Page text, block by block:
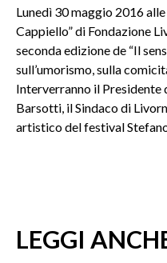
Lunedì 30 maggio 2016
Cappiello” di Fondazione
seconda edizione de “Il
sull’umorismo, sulla
Interverranno il Presidente
Barsotti, il Sindaco di
artistico del festival
LEGGI